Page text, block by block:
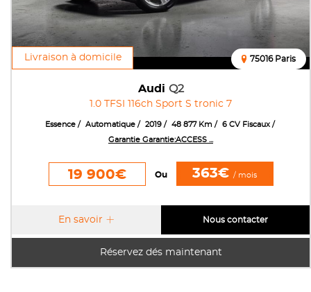
Livraison à domicile
Audi Q2
1.0 TFSI 116ch Sport S tronic 7
75016 Paris
Essence Automatique 2019 48 877 Km
6 CV Fiscaux
Garantie Garantie:ACCESS ...
19 900€ Ou 363€ / mois
Réservez dés maintenant
En savoir Nous contacter